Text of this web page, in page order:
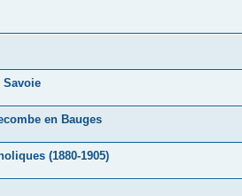
Savoie
en Bauges
(1880-1905)